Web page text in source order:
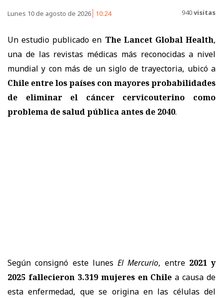
Lunes 10 de agosto de 2026 10:24 940visitas
Un estudio publicado en The Lancet Global Health,
una de las revistas médicas más reconocidas a nivel
mundial y con más de un siglo de trayectoria, ubicó a
Chile entre los países con mayores probabilidades
de eliminar el cáncer cervicouterino como
problema de salud pública antes de 2040.
Según consignó este lunes El Mercurio, entre 2021 y
2025 fallecieron 3.319 mujeres en Chile a causa de
esta enfermedad, que se origina en las células del